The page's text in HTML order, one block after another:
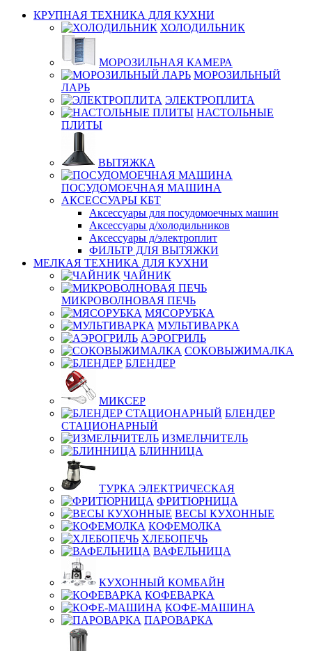
КРУПНАЯ ТЕХНИКА ДЛЯ КУХНИ
ХОЛОДИЛЬНИК
МОРОЗИЛЬНАЯ КАМЕРА
МОРОЗИЛЬНЫЙ
ЛАРЬ
ЭЛЕКТРОПЛИТА
НАСТОЛЬНЫЕ
ПЛИТЫ
ВЫТЯЖКА
ПОСУДОМОЕЧНАЯ МАШИНА
АКСЕССУАРЫ КБТ
Аксессуары для посудомоечных машин
Аксессуары д/холодильников
Аксессуары д/электроплит
ФИЛЬТР ДЛЯ ВЫТЯЖКИ
МЕЛКАЯ ТЕХНИКА ДЛЯ КУХНИ
ЧАЙНИК
МИКРОВОЛНОВАЯ ПЕЧЬ
МЯСОРУБКА
МУЛЬТИВАРКА
АЭРОГРИЛЬ
СОКОВЫЖИМАЛКА
БЛЕНДЕР
МИКСЕР
БЛЕНДЕР
СТАЦИОНАРНЫЙ
ИЗМЕЛЬЧИТЕЛЬ
БЛИННИЦА
ТУРКА ЭЛЕКТРИЧЕСКАЯ
ФРИТЮРНИЦА
ВЕСЫ КУХОННЫЕ
КОФЕМОЛКА
ХЛЕБОПЕЧЬ
ВАФЕЛЬНИЦА
КУХОННЫЙ КОМБАЙН
КОФЕВАРКА
КОФЕ-МАШИНА
ПАРОВАРКА